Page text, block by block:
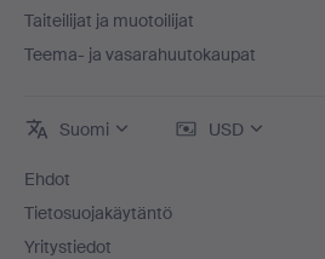
Taiteilijat ja muotoilijat
Teema- ja vasarahuutokaupat
Suomi USD
Ehdot
Tietosuojakäytäntö
Yritystiedot